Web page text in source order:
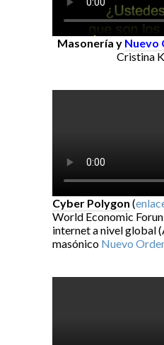
Masonería y Nuevo
Cristina
Cyber Polygon (
World Economic
internet a nivel global
masónico Nuevo